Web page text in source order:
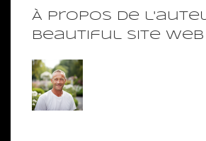
À propos de
Beautiful Site Web